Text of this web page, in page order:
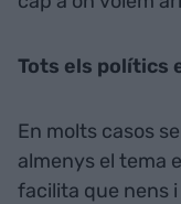
Tots els polítics
En molts casos
almenys el tema
facilita que nens